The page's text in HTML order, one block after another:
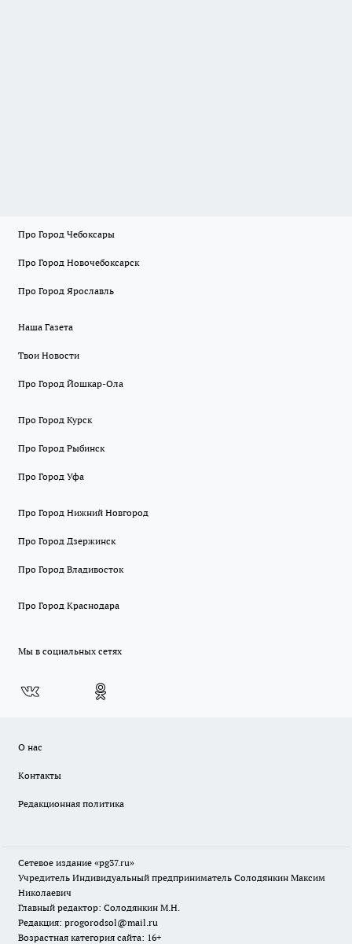
Про Город Чебоксары
Про Город Новочебоксарск
Про Город Ярославль
Наша Газета
Твои Новости
Про Город Йошкар-Ола
Про Город Курск
Про Город Рыбинск
Про Город Уфа
Про Город Нижний Новгород
Про Город Дзержинск
Про Город Владивосток
Про Город Краснодара
Мы в социальных сетях
О нас
Контакты
Редакционная политика
Сетевое издание «pg37.ru»
Учредитель Индивидуальный предприниматель Солодянкин Максим
Николаевич
Главный редактор: Солодянкин М.Н.
Редакция: progorodsol@mail.ru
Возрастная категория сайта: 16+